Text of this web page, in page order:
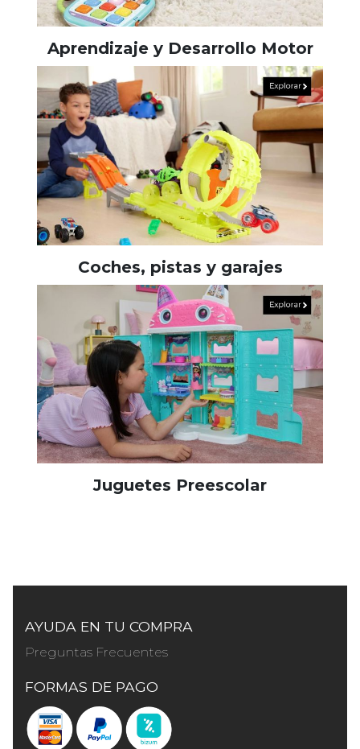
Aprendizaje y Desarrollo Motor
Coches, pistas y garajes
Juguetes Preescolar
AYUDA EN TU COMPRA
Preguntas Frecuentes
FORMAS DE PAGO